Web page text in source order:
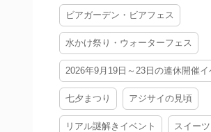
ビアガーデン・ビアフェス
水かけ祭り・ウォーターフェス
2026年9月19日～23日の連休開催イ
七夕まつり アジサイの見頃
リアル謎解きイベント スイー